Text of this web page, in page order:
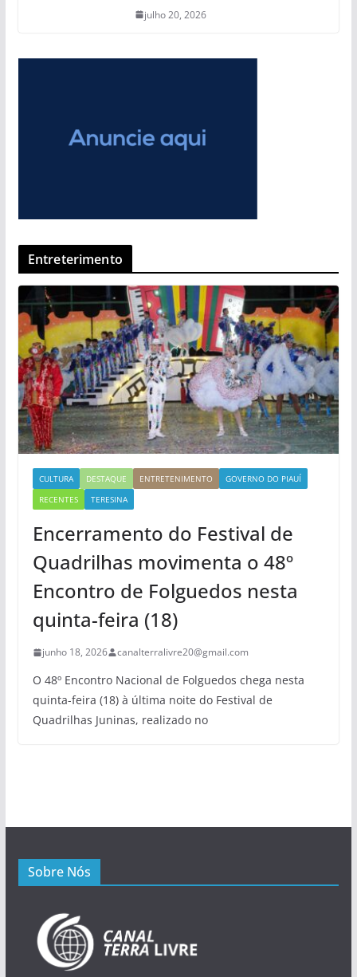
julho 20, 2026
Entreterimento
CULTURA DESTAQUE ENTRETENIMENTO
GOVERNO DO PIAUÍ
RECENTES
TERESINA
Encerramento do Festival de
Quadrilhas movimenta o 48º
Encontro de Folguedos nesta
quinta-feira (18)
junho 18, 2026 canalterralivre20@gmail.com
O 48º Encontro Nacional de Folguedos chega nesta
quinta-feira (18) à última noite do Festival de
Quadrilhas Juninas, realizado no
Sobre Nós